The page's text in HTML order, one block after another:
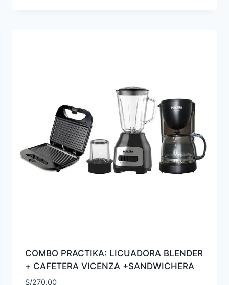
COMBO PRACTIKA: LICUADORA BLENDER
+ CAFETERA VICENZA +SANDWICHERA
S/270.00